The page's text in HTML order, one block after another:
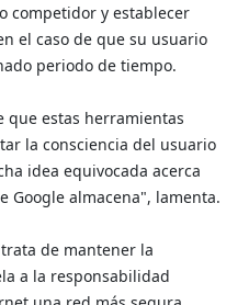
competidor y establecer
el caso de que su usuario
periodo de tiempo.
que estas herramientas
la consciencia del usuario
idea equivocada acerca
Google almacena", lamenta.
de mantener la
a la responsabilidad